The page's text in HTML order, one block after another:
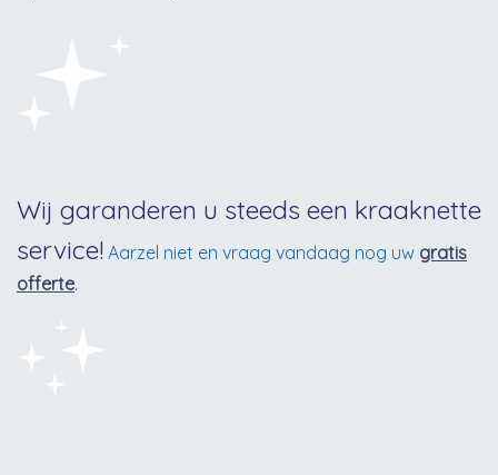
Wij garanderen u steeds een kraaknette
service! Aarzel niet en vraag vandaag nog uw gratis
offerte.